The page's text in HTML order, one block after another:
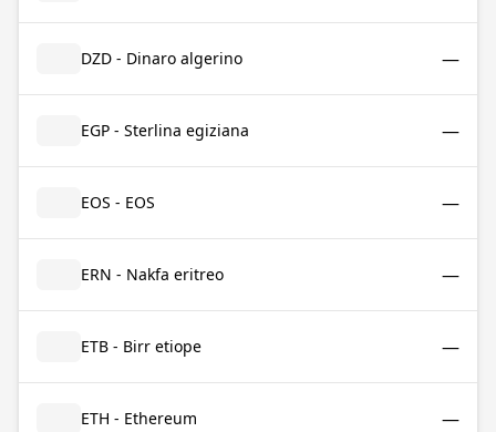
DZD - Dinaro algerino —
EGP - Sterlina egiziana —
EOS - EOS —
ERN - Nakfa eritreo —
ETB - Birr etiope —
ETH - Ethereum —